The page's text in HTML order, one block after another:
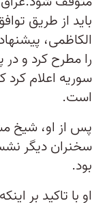
باید از طریق
الکاظمی،
را مطرح کرد و
سوریه اعلام
است.
پس از او، شیخ
سخنران دیگر
بود.
او با تاکید بر